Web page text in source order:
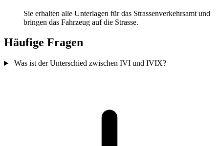
Sie erhalten alle Unterlagen für das Strassenverkehrsamt und
bringen das Fahrzeug auf die Strasse.
Häufige Fragen
Was ist der Unterschied zwischen IVI und IVIX?